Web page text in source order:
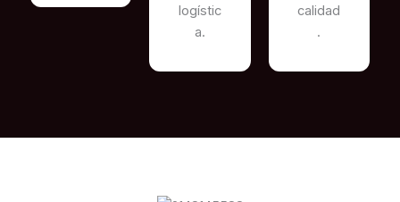
logístic
a.
calidad
.